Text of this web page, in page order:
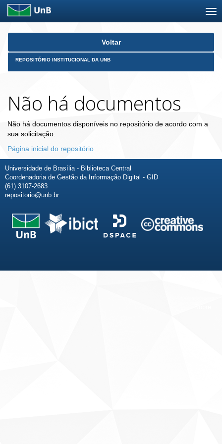
Skip
Voltar
REPOSITÓRIO INSTITUCIONAL DA UNB
Não há documentos
Não há documentos disponíveis no repositório de acordo com a
sua solicitação.
Página inicial do repositório
Universidade de Brasília - Biblioteca Central
Coordenadoria de Gestão da Informação Digital - GID
(61) 3107-2683
repositorio@unb.br